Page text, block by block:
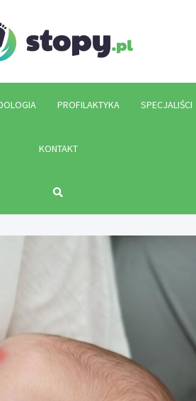
PROFILAKTYKA SPECJALIŚCI
KONTAKT